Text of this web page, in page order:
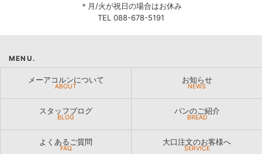
＊月/火が祝日の場合はお休み
TEL 088-678-5191
MENU.
メーアコルンについて
ABOUT
お知らせ
NEWS
スタッフブログ
BLOG
パンのご紹介
BREAD
よくあるご質問
FAQ
大口注文のお客様へ
SERVICE